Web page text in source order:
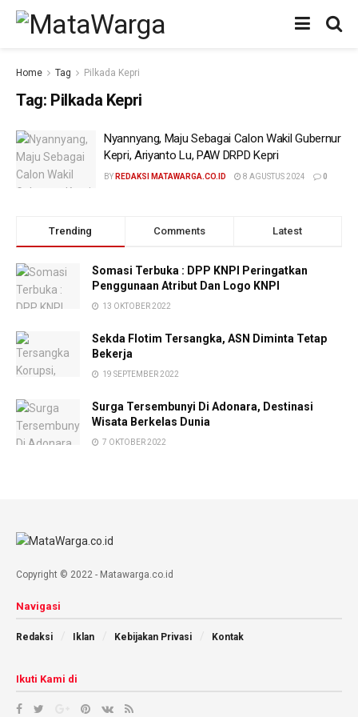
Home Tag Pilkada Kepri
Tag: Pilkada Kepri
Nyannyang, Maju Sebagai Calon Wakil Gubernur
Kepri, Ariyanto Lu, PAW DRPD Kepri
BY REDAKSI MATAWARGA.CO.ID 8 AGUSTUS 2024 0
Trending Comments Latest
Somasi Terbuka : DPP KNPI Peringatkan
Penggunaan Atribut Dan Logo KNPI
13 OKTOBER 2022
Sekda Flotim Tersangka, ASN Diminta Tetap
Bekerja
19 SEPTEMBER 2022
Surga Tersembunyi Di Adonara, Destinasi
Wisata Berkelas Dunia
7 OKTOBER 2022
Copyright © 2022 - Matawarga.co.id
Navigasi
Redaksi Iklan Kebijakan Privasi Kontak
Ikuti Kami di